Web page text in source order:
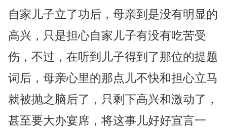
自家儿子立了功后，母亲到是没有明显的
高兴，只是担心自家儿子有没有吃苦受
伤，不过，在听到儿子得到了那位的提题
词后，母亲心里的那点儿不快和担心立马
就被抛之脑后了，只剩下高兴和激动了，
甚至要大办宴席，将这事儿好好宣言一